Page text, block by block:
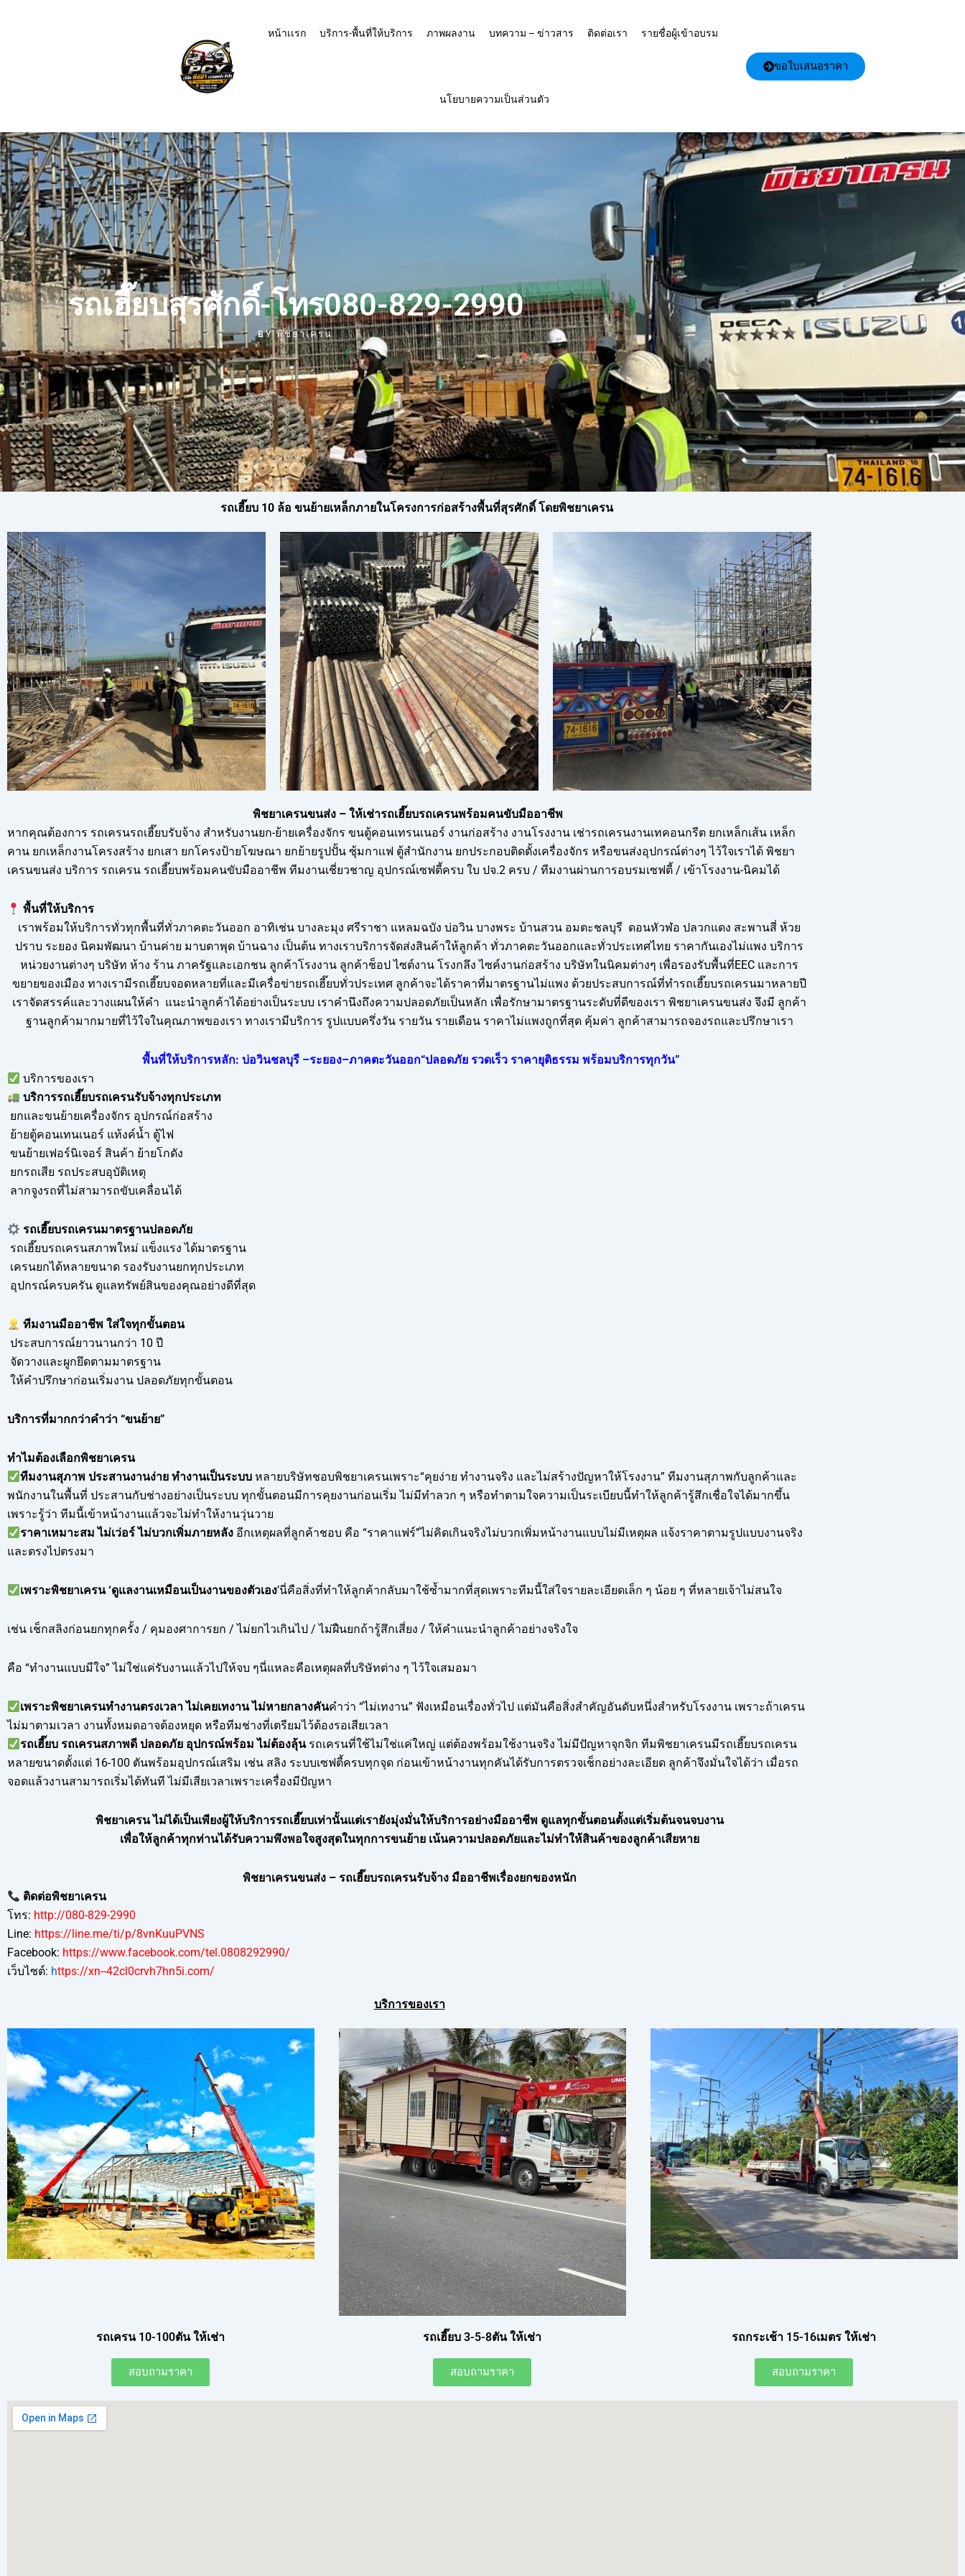
หน้าเเรก บริการ-พื้นที่ให้บริการ ภาพผลงาน บทความ – ข่าวสาร ติดต่อเรา รายชื่อผู้เข้าอบรม
นโยบายความเป็นส่วนตัว
ขอใบเสนอราคา
รถเฮี๊ยบสุรศักดิ์-โทร080-829-2990
BYพิชยาเครน
รถเฮี๊ยบ 10 ล้อ ขนย้ายเหล็กภายในโครงการก่อสร้างพื้นที่สุรศักดิ์ โดยพิชยาเครน
พิชยาเครนขนส่ง – ให้เช่ารถเฮี๊ยบรถเครนพร้อมคนขับมืออาชีพ
หากคุณต้องการ รถเครนรถเฮี๊ยบรับจ้าง สำหรับงานยก-ย้ายเครื่องจักร ขนตู้คอนเทรนเนอร์ งานก่อสร้าง งานโรงงาน เช่ารถเครนงานเทคอนกรีต ยกเหล็กเส้น เหล็ก
คาน ยกเหล็กงานโครงสร้าง ยกเสา ยกโครงป้ายโฆษณา ยกย้ายรูปปั้น ซุ้มกาเเฟ ตู้สำนักงาน ยกประกอบติดตั้งเครื่องจักร หรือขนส่งอุปกรณ์ต่างๆ ไว้ใจเราได้ พิชยา
เครนขนส่ง บริการ รถเครน รถเฮี๊ยบพร้อมคนขับมืออาชีพ ทีมงานเชี่ยวชาญ อุปกรณ์เซฟตี้ครบ ใบ ปจ.2 ครบ / ทีมงานผ่านการอบรมเซฟตี้ / เข้าโรงงาน-นิคมได้
พื้นที่ให้บริการ
เราพร้อมให้บริการทั่วทุกพื้นที่ทั่วภาคตะวันออก อาทิเช่น บางละมุง ศรีราชา แหลมฉบัง บ่อวิน บางพระ บ้านสวน อมตะชลบุรี ดอนหัวฬอ ปลวกแดง สะพานสี่ ห้วย
ปราบ ระยอง นิคมพัฒนา บ้านค่าย มาบตาพุด บ้านฉาง เป็นต้น ทางเราบริการจัดส่งสินค้าให้ลูกค้า ทั่วภาคตะวันออกและทั่วประเทศไทย ราคากันเองไม่แพง บริการ
หน่วยงานต่างๆ บริษัท ห้าง ร้าน ภาครัฐและเอกชน ลูกค้าโรงงาน ลูกค้าช็อป ไซต์งาน โรงกลึง ไซค์งานก่อสร้าง บริษัทในนิคมต่างๆ เพื่อรองรับพื้นที่EEC และการ
ขยายของเมือง ทางเรามีรถเฮี๊ยบจอดหลายที่และมีเครื่อข่ายรถเฮี๊ยบทั่วประเทศ ลูกค้าจะได้ราคาที่มาตรฐานไม่แพง ด้วยประสบการณ์ที่ทำรถเฮี๊ยบรถเครนมาหลายปี
เราจัดสรรค์และวางแผนให้คำ แนะนำลูกค้าได้อย่างเป็นระบบ เราคำนึงถึงความปลอดภัยเป็นหลัก เพื่อรักษามาตรฐานระดับที่ดีของเรา พิชยาเครนขนส่ง จึงมี ลูกค้า
ฐานลูกค้ามากมายที่ไว้ใจในคุณภาพของเรา ทางเรามีบริการ รูปแบบครึ่งวัน รายวัน รายเดือน ราคาไม่แพงถูกที่สุด คุ้มค่า ลูกค้าสามารถจองรถและปรึกษาเรา
พื้นที่ให้บริการหลัก: บ่อวินชลบุรี –ระยอง–ภาคตะวันออก“ปลอดภัย รวดเร็ว ราคายุติธรรม พร้อมบริการทุกวัน”
บริการของเรา
บริการรถเฮี๊ยบรถเครนรับจ้างทุกประเภท
ยกและขนย้ายเครื่องจักร อุปกรณ์ก่อสร้าง
ย้ายตู้คอนเทนเนอร์ แท้งค์น้ำ ตู้ไฟ
ขนย้ายเฟอร์นิเจอร์ สินค้า ย้ายโกดัง
ยกรถเสีย รถประสบอุบัติเหตุ
ลากจูงรถที่ไม่สามารถขับเคลื่อนได้
รถเฮี๊ยบรถเครนมาตรฐานปลอดภัย
รถเฮี๊ยบรถเครนสภาพใหม่ แข็งแรง ได้มาตรฐาน
เครนยกได้หลายขนาด รองรับงานยกทุกประเภท
อุปกรณ์ครบครัน ดูแลทรัพย์สินของคุณอย่างดีที่สุด
ทีมงานมืออาชีพ ใส่ใจทุกขั้นตอน
ประสบการณ์ยาวนานกว่า 10 ปี
จัดวางและผูกยึดตามมาตรฐาน
ให้คำปรึกษาก่อนเริ่มงาน ปลอดภัยทุกขั้นตอน
บริการที่มากกว่าคำว่า “ขนย้าย”
ทำไมต้องเลือกพิชยาเครน
ทีมงานสุภาพ ประสานงานง่าย ทำงานเป็นระบบหลายบริษัทชอบพิชยาเครนเพราะ“คุยง่าย ทำงานจริง และไม่สร้างปัญหาให้โรงงาน” ทีมงานสุภาพกับลูกค้าและ
พนักงานในพื้นที่ ประสานกับช่างอย่างเป็นระบบ ทุกขั้นตอนมีการคุยงานก่อนเริ่ม ไม่มีทำลวก ๆ หรือทำตามใจความเป็นระเบียบนี้ทำให้ลูกค้ารู้สึกเชื่อใจได้มากขึ้น
เพราะรู้ว่า ทีมนี้เข้าหน้างานแล้วจะไม่ทำให้งานวุ่นวาย
ราคาเหมาะสม ไม่เว่อร์ ไม่บวกเพิ่มภายหลัง อีกเหตุผลที่ลูกค้าชอบ คือ “ราคาแฟร์”ไม่คิดเกินจริงไม่บวกเพิ่มหน้างานแบบไม่มีเหตุผล แจ้งราคาตามรูปแบบงานจริง
และตรงไปตรงมา
เพราะพิชยาเครน ‘ดูแลงานเหมือนเป็นงานของตัวเอง’นี่คือสิ่งที่ทำให้ลูกค้ากลับมาใช้ซ้ำมากที่สุดเพราะทีมนี้ใส่ใจรายละเอียดเล็ก ๆ น้อย ๆ ที่หลายเจ้าไม่สนใจ
เช่น เช็กสลิงก่อนยกทุกครั้ง / คุมองศาการยก / ไม่ยกไวเกินไป / ไม่ฝืนยกถ้ารู้สึกเสี่ยง / ให้คำแนะนำลูกค้าอย่างจริงใจ
คือ “ทำงานแบบมีใจ” ไม่ใช่แค่รับงานแล้วไปให้จบ ๆนี่แหละคือเหตุผลที่บริษัทต่าง ๆ ไว้ใจเสมอมา
เพราะพิชยาเครนทำงานตรงเวลา ไม่เคยเทงาน ไม่หายกลางคันคำว่า “ไม่เทงาน” ฟังเหมือนเรื่องทั่วไป แต่มันคือสิ่งสำคัญอันดับหนึ่งสำหรับโรงงาน เพราะถ้าเครน
ไม่มาตามเวลา งานทั้งหมดอาจต้องหยุด หรือทีมช่างที่เตรียมไว้ต้องรอเสียเวลา
รถเฮี๊ยบ รถเครนสภาพดี ปลอดภัย อุปกรณ์พร้อม ไม่ต้องลุ้นรถเครนที่ใช้ไม่ใช่แค่ใหญ่ แต่ต้องพร้อมใช้งานจริง ไม่มีปัญหาจุกจิก ทีมพิชยาเครนมีรถเฮี๊ยบรถเครน
หลายขนาดตั้งแต่ 16-100 ตันพร้อมอุปกรณ์เสริม เช่น สลิง ระบบเซฟตี้ครบทุกจุด ก่อนเข้าหน้างานทุกคันได้รับการตรวจเช็กอย่างละเอียด ลูกค้าจึงมั่นใจได้ว่า เมื่อรถ
จอดแล้วงานสามารถเริ่มได้ทันที ไม่มีเสียเวลาเพราะเครื่องมีปัญหา
พิชยาเครน ไม่ได้เป็นเพียงผู้ให้บริการรถเฮี๊ยบเท่านั้นแต่เรายังมุ่งมั่นให้บริการอย่างมืออาชีพ ดูแลทุกขั้นตอนตั้งแต่เริ่มต้นจนจบงาน
เพื่อให้ลูกค้าทุกท่านได้รับความพึงพอใจสูงสุดในทุกการขนย้าย เน้นความปลอดภัยและไม่ทำให้สินค้าของลูกค้าเสียหาย
พิชยาเครนขนส่ง – รถเฮี๊ยบรถเครนรับจ้าง มืออาชีพเรื่องยกของหนัก
ติดต่อพิชยาเครน
โทร: http://080-829-2990
Line: https://line.me/ti/p/8vnKuuPVNS
Facebook: https://www.facebook.com/tel.0808292990/
เว็บไซต์: https://xn--42cl0crvh7hn5i.com/
บริการของเรา
รถเครน 10-100ตัน ให้เช่า รถเฮี๊ยบ 3-5-8ตัน ให้เช่า รถกระเช้า 15-16เมตร ให้เช่า
สอบถามราคา สอบถามราคา สอบถามราคา